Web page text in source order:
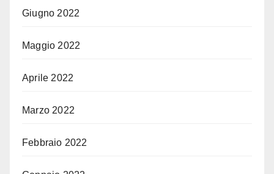
Giugno 2022
Maggio 2022
Aprile 2022
Marzo 2022
Febbraio 2022